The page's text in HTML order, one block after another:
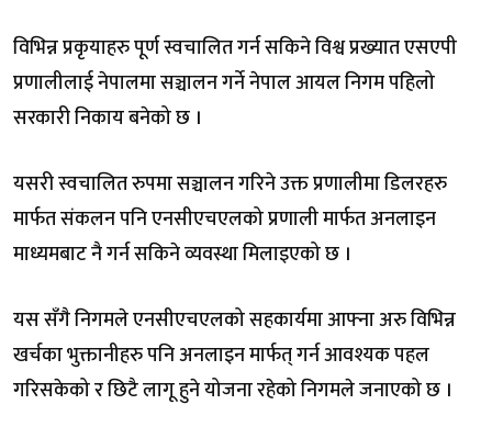
विभिन्न प्रकृयाहरु पूर्ण स्वचालित गर्न सकिने विश्व प्रख्यात एसएपी
प्रणालीलाई नेपालमा सञ्चालन गर्ने नेपाल आयल निगम पहिलो
सरकारी निकाय बनेको छ ।
यसरी स्वचालित रुपमा सञ्चालन गरिने उक्त प्रणालीमा डिलरहरु
मार्फत संकलन पनि एनसीएचएलको प्रणाली मार्फत अनलाइन
माध्यमबाट नै गर्न सकिने व्यवस्था मिलाइएको छ ।
यस सँगै निगमले एनसीएचएलको सहकार्यमा आफ्ना अरु विभिन्न
खर्चका भुक्तानीहरु पनि अनलाइन मार्फत् गर्न आवश्यक पहल
गरिसकेको र छिटै लागू हुने योजना रहेको निगमले जनाएको छ ।